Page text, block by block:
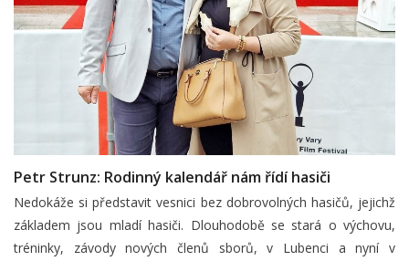
Petr Strunz: Rodinný kalendář nám řídí hasiči
Nedokáže si představit vesnici bez dobrovolných hasičů, jejichž
základem jsou mladí hasiči. Dlouhodobě se stará o výchovu,
tréninky, závody nových členů sborů, v Lubenci a nyní v